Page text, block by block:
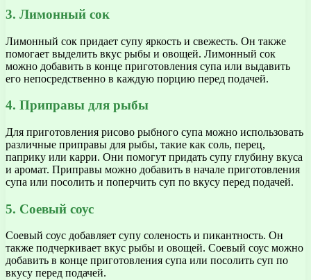
3. Лимонный сок
Лимонный сок придает супу яркость и свежесть. Он также
помогает выделить вкус рыбы и овощей. Лимонный сок
можно добавить в конце приготовления супа или выдавить
его непосредственно в каждую порцию перед подачей.
4. Приправы для рыбы
Для приготовления рисово рыбного супа можно использовать
различные приправы для рыбы, такие как соль, перец,
паприку или карри. Они помогут придать супу глубину вкуса
и аромат. Приправы можно добавить в начале приготовления
супа или посолить и поперчить суп по вкусу перед подачей.
5. Соевый соус
Соевый соус добавляет супу соленость и пикантность. Он
также подчеркивает вкус рыбы и овощей. Соевый соус можно
добавить в конце приготовления супа или посолить суп по
вкусу перед подачей.